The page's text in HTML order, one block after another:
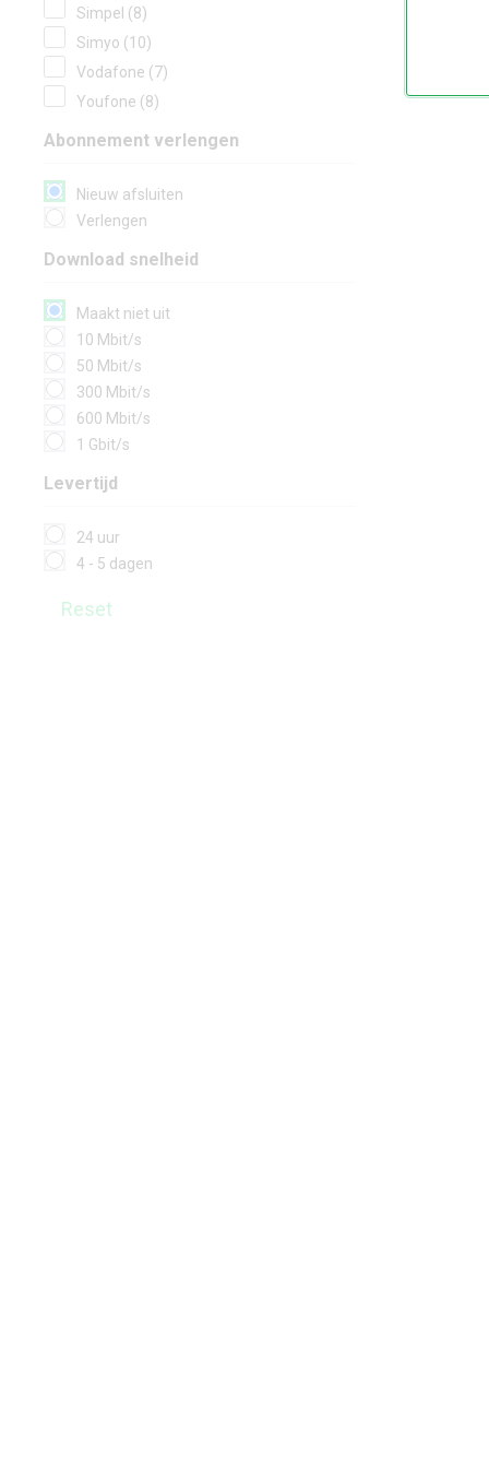
Simpel (8)
Simyo (10)
Vodafone (7)
Youfone (8)
Abonnement verlengen
Nieuw afsluiten
Verlengen
Download snelheid
Maakt niet uit
10 Mbit/s
50 Mbit/s
300 Mbit/s
600 Mbit/s
1 Gbit/s
Levertijd
24 uur
4 - 5 dagen
Reset